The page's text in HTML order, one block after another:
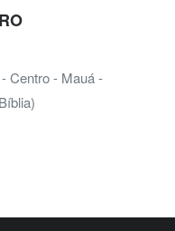
Centro - Mauá -